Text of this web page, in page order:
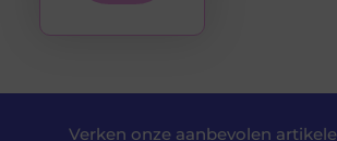
Verken onze aanbevolen